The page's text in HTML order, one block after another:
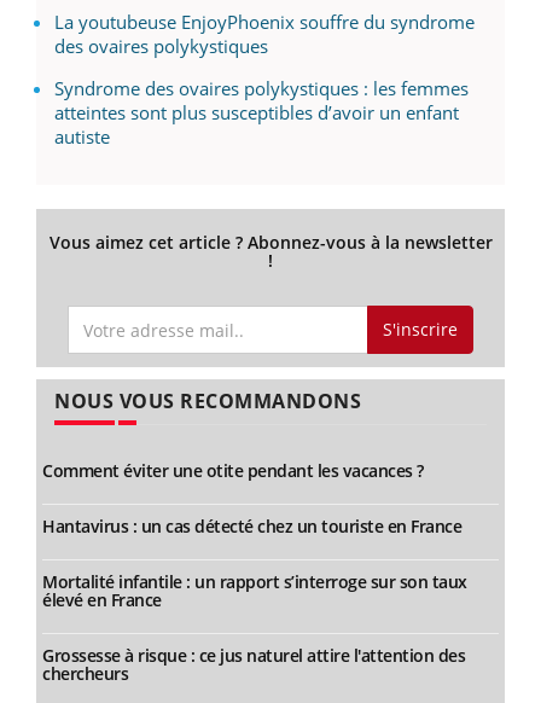
La youtubeuse EnjoyPhoenix souffre du syndrome
des ovaires polykystiques
Syndrome des ovaires polykystiques : les femmes
atteintes sont plus susceptibles d’avoir un enfant
autiste
Vous aimez cet article ? Abonnez-vous à la newsletter
!
S'inscrire
NOUS VOUS RECOMMANDONS
Comment éviter une otite pendant les vacances ?
Hantavirus : un cas détecté chez un touriste en France
Mortalité infantile : un rapport s’interroge sur son taux
élevé en France
Grossesse à risque : ce jus naturel attire l'attention des
chercheurs